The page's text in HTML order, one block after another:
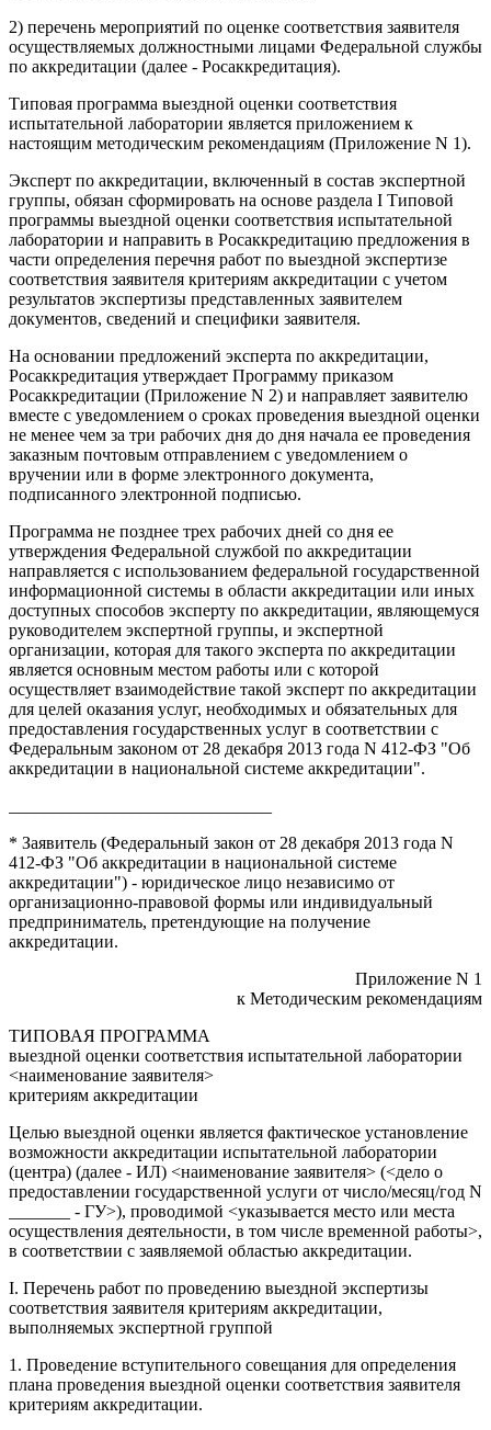
2) перечень мероприятий по оценке соответствия заявителя
осуществляемых должностными лицами Федеральной службы
по аккредитации (далее - Росаккредитация).
Типовая программа выездной оценки соответствия
испытательной лаборатории является приложением к
настоящим методическим рекомендациям (Приложение N 1).
Эксперт по аккредитации, включенный в состав экспертной
группы, обязан сформировать на основе раздела I Типовой
программы выездной оценки соответствия испытательной
лаборатории и направить в Росаккредитацию предложения в
части определения перечня работ по выездной экспертизе
соответствия заявителя критериям аккредитации с учетом
результатов экспертизы представленных заявителем
документов, сведений и специфики заявителя.
На основании предложений эксперта по аккредитации,
Росаккредитация утверждает Программу приказом
Росаккредитации (Приложение N 2) и направляет заявителю
вместе с уведомлением о сроках проведения выездной оценки
не менее чем за три рабочих дня до дня начала ее проведения
заказным почтовым отправлением с уведомлением о
вручении или в форме электронного документа,
подписанного электронной подписью.
Программа не позднее трех рабочих дней со дня ее
утверждения Федеральной службой по аккредитации
направляется с использованием федеральной государственной
информационной системы в области аккредитации или иных
доступных способов эксперту по аккредитации, являющемуся
руководителем экспертной группы, и экспертной
организации, которая для такого эксперта по аккредитации
является основным местом работы или с которой
осуществляет взаимодействие такой эксперт по аккредитации
для целей оказания услуг, необходимых и обязательных для
предоставления государственных услуг в соответствии с
Федеральным законом от 28 декабря 2013 года N 412-ФЗ "Об
аккредитации в национальной системе аккредитации".
* Заявитель (Федеральный закон от 28 декабря 2013 года N
412-ФЗ "Об аккредитации в национальной системе
аккредитации") - юридическое лицо независимо от
организационно-правовой формы или индивидуальный
предприниматель, претендующие на получение
аккредитации.
Приложение N 1
к Методическим рекомендациям
ТИПОВАЯ ПРОГРАММА
выездной оценки соответствия испытательной лаборатории
<наименование заявителя>
критериям аккредитации
Целью выездной оценки является фактическое установление
возможности аккредитации испытательной лаборатории
(центра) (далее - ИЛ) <наименование заявителя> (<дело о
предоставлении государственной услуги от число/месяц/год N
_______ - ГУ>), проводимой <указывается место или места
осуществления деятельности, в том числе временной работы>,
в соответствии с заявляемой областью аккредитации.
I. Перечень работ по проведению выездной экспертизы
соответствия заявителя критериям аккредитации,
выполняемых экспертной группой
1. Проведение вступительного совещания для определения
плана проведения выездной оценки соответствия заявителя
критериям аккредитации.